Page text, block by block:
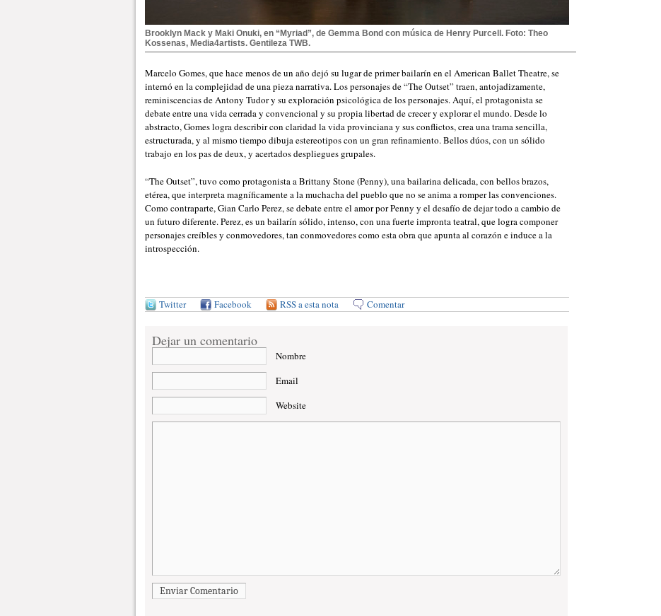
Brooklyn Mack y Maki Onuki, en “Myriad”, de Gemma Bond con música de Henry Purcell. Foto: Theo
Kossenas, Media4artists. Gentileza TWB.
Marcelo Gomes, que hace menos de un año dejó su lugar de primer bailarín en el American Ballet Theatre, se
internó en la complejidad de una pieza narrativa. Los personajes de “The Outset” traen, antojadizamente,
reminiscencias de Antony Tudor y su exploración psicológica de los personajes. Aquí, el protagonista se
debate entre una vida cerrada y convencional y su propia libertad de crecer y explorar el mundo. Desde lo
abstracto, Gomes logra describir con claridad la vida provinciana y sus conflictos, crea una trama sencilla,
estructurada, y al mismo tiempo dibuja estereotipos con un gran refinamiento. Bellos dúos, con un sólido
trabajo en los pas de deux, y acertados despliegues grupales.
“The Outset”, tuvo como protagonista a Brittany Stone (Penny), una bailarina delicada, con bellos brazos,
etérea, que interpreta magníficamente a la muchacha del pueblo que no se anima a romper las convenciones.
Como contraparte, Gian Carlo Perez, se debate entre el amor por Penny y el desafío de dejar todo a cambio de
un futuro diferente. Perez, es un bailarín sólido, intenso, con una fuerte impronta teatral, que logra componer
personajes creíbles y conmovedores, tan conmovedores como esta obra que apunta al corazón e induce a la
introspección.
Twitter Facebook RSS a esta nota Comentar
Dejar un comentario
Nombre
Email
Website
Enviar Comentario